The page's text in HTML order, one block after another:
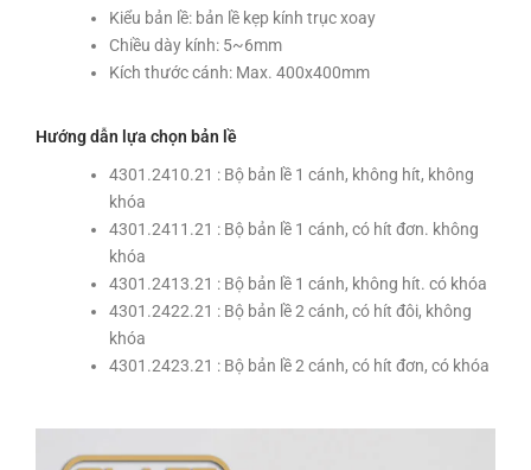
Kiểu bản lề: bản lề kẹp kính trục xoay
Chiều dày kính: 5~6mm
Kích thước cánh: Max. 400x400mm
Hướng dẫn lựa chọn bản lề
4301.2410.21 : Bộ bản lề 1 cánh, không hít, không
khóa
4301.2411.21 : Bộ bản lề 1 cánh, có hít đơn. không
khóa
4301.2413.21 : Bộ bản lề 1 cánh, không hít. có khóa
4301.2422.21 : Bộ bản lề 2 cánh, có hít đôi, không
khóa
4301.2423.21 : Bộ bản lề 2 cánh, có hít đơn, có khóa